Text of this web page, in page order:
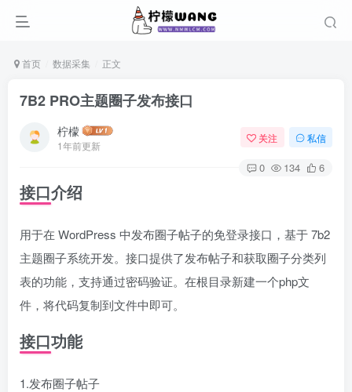
首页 数据采集 正文
7B2 PRO主题圈子发布接口
柠檬
1年前更新
关注 私信
0 134 6
接口介绍
用于在 WordPress 中发布圈子帖子的免登录接口，基于 7b2
主题圈子系统开发。接口提供了发布帖子和获取圈子分类列
表的功能，支持通过密码验证。在根目录新建一个php文
件，将代码复制到文件中即可。
接口功能
1.发布圈子帖子